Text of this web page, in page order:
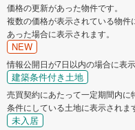
価格の更新があった物件です。
複数の価格が表示されている物
あった場合に表示されます。
NEW
情報公開日が7日以内の場合に表示
建築条件付き土地
売買契約にあたって一定期間内
条件にしている土地に表示されま
未入居